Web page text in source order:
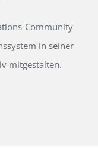
Community
in seiner
mitgestalten.